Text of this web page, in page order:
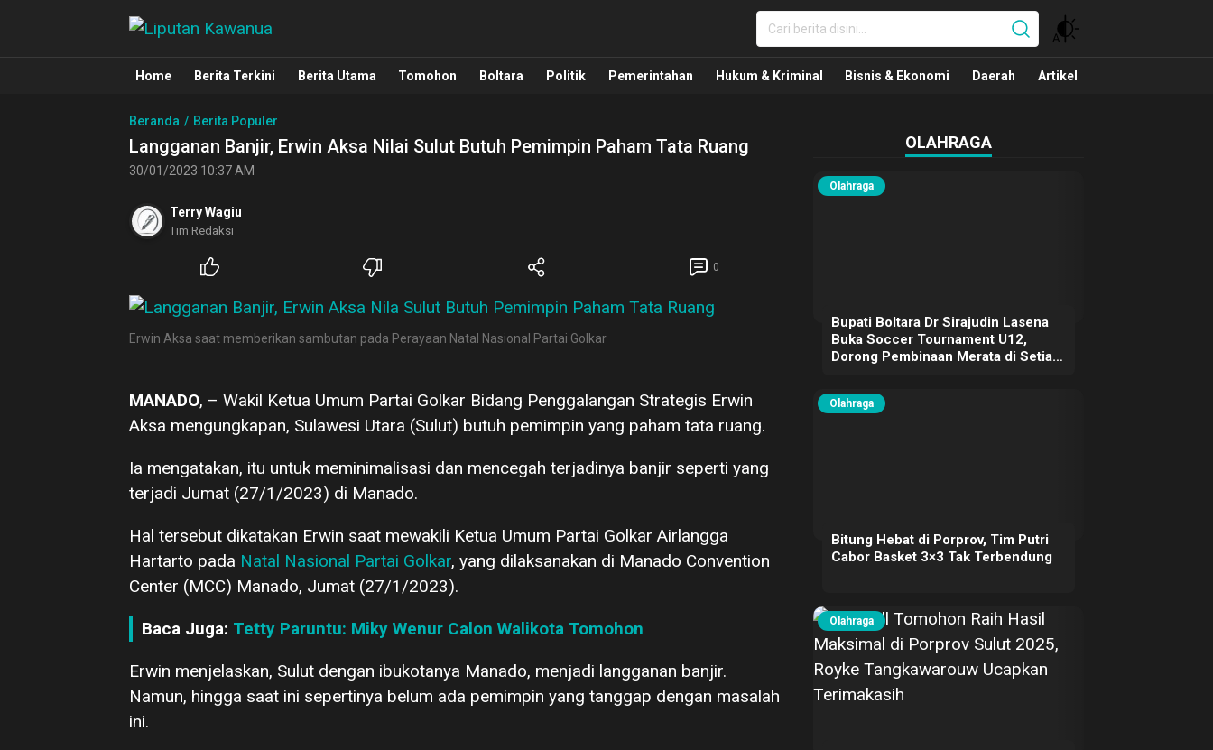
Liputan Kawanua
Berita Manado, Sulawesi Utara, Kawanua, Politik, Pemerintahan, Hukum Kriminal dan Nasional
Home Berita Terkini Berita Utama Tomohon Boltara Politik Pemerintahan Hukum & Kriminal Bisnis & Ekonomi Daerah Artikel
Beranda Berita Populer
Langganan Banjir, Erwin Aksa Nilai Sulut Butuh Pemimpin Paham Tata Ruang
30/01/2023 10:37 AM
Terry Wagiu
Tim Redaksi
0
Erwin Aksa saat memberikan sambutan pada Perayaan Natal Nasional Partai Golkar
MANADO, – Wakil Ketua Umum Partai Golkar Bidang Penggalangan Strategis Erwin
Aksa mengungkapan, Sulawesi Utara (Sulut) butuh pemimpin yang paham tata ruang.
Ia mengatakan, itu untuk meminimalisasi dan mencegah terjadinya banjir seperti yang
terjadi Jumat (27/1/2023) di Manado.
Hal tersebut dikatakan Erwin saat mewakili Ketua Umum Partai Golkar Airlangga
Hartarto pada Natal Nasional Partai Golkar, yang dilaksanakan di Manado Convention
Center (MCC) Manado, Jumat (27/1/2023).
Baca Juga: Tetty Paruntu: Miky Wenur Calon Walikota Tomohon
Erwin menjelaskan, Sulut dengan ibukotanya Manado, menjadi langganan banjir.
Namun, hingga saat ini sepertinya belum ada pemimpin yang tanggap dengan masalah
ini.
OLAHRAGA
Olahraga
Bupati Boltara Dr Sirajudin Lasena
Buka Soccer Tournament U12,
Dorong Pembinaan Merata di Setiap
Olahraga
Bitung Hebat di Porprov, Tim Putri
Cabor Basket 3×3 Tak Terbendung
Olahraga